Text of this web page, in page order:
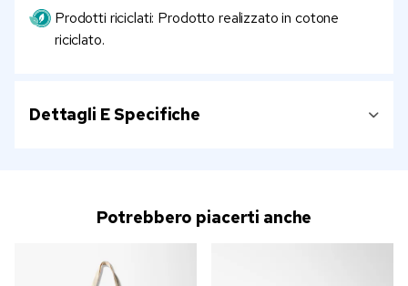
Prodotti riciclati: Prodotto realizzato in cotone
riciclato.
Dettagli E Specifiche
Potrebbero piacerti anche